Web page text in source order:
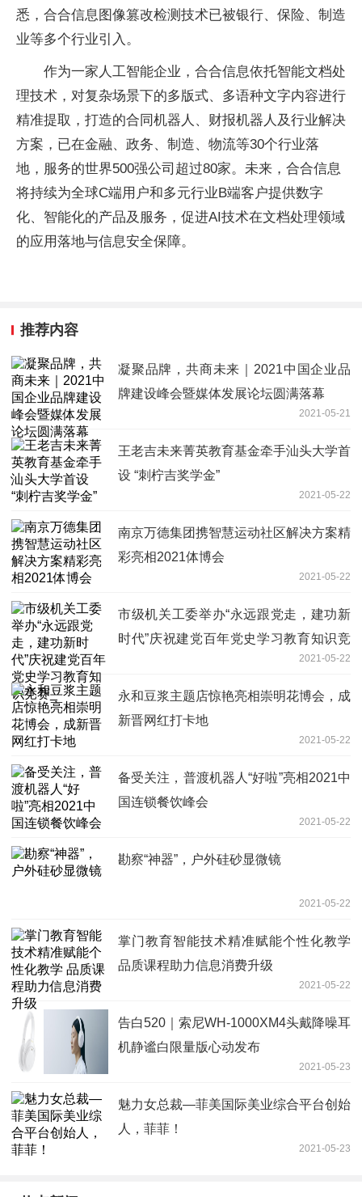
悉，合合信息图像篡改检测技术已被银行、保险、制造
业等多个行业引入。
作为一家人工智能企业，合合信息依托智能文档处
理技术，对复杂场景下的多版式、多语种文字内容进行
精准提取，打造的合同机器人、财报机器人及行业解决
方案，已在金融、政务、制造、物流等30个行业落
地，服务的世界500强公司超过80家。未来，合合信息
将持续为全球C端用户和多元行业B端客户提供数字
化、智能化的产品及服务，促进AI技术在文档处理领域
的应用落地与信息安全保障。
推荐内容
凝聚品牌，共商未来｜2021中国企业品
牌建设峰会暨媒体发展论坛圆满落幕
2021-05-21
王老吉未来菁英教育基金牵手汕头大学首
设 “刺柠吉奖学金”
2021-05-22
南京万德集团携智慧运动社区解决方案精
彩亮相2021体博会
2021-05-22
市级机关工委举办“永远跟党走，建功新
时代”庆祝建党百年党史学习教育知识竞
2021-05-22
永和豆浆主题店惊艳亮相崇明花博会，成
新晋网红打卡地
2021-05-22
备受关注，普渡机器人“好啦”亮相2021中
国连锁餐饮峰会
2021-05-22
勘察“神器”，户外硅砂显微镜
2021-05-22
掌门教育智能技术精准赋能个性化教学
品质课程助力信息消费升级
2021-05-22
告白520｜索尼WH-1000XM4头戴降噪耳
机静谧白限量版心动发布
2021-05-23
魅力女总裁—菲美国际美业综合平台创始
人，菲菲！
2021-05-23